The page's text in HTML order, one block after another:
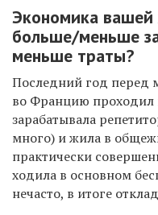
Экономика
больше/меньше
меньше траты?
Последний год
во Францию проходил
зарабатывала
много) и жила в
практически
ходила в основном
нечасто, в итоге